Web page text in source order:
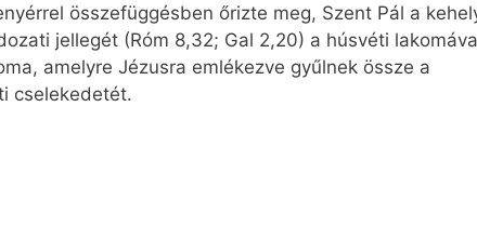
összefüggésben őrizte meg, Szent Pál a
jellegét (Róm 8,32; Gal 2,20) a húsvéti
amelyre Jézusra emlékezve gyűlnek össze a
cselekedetét.